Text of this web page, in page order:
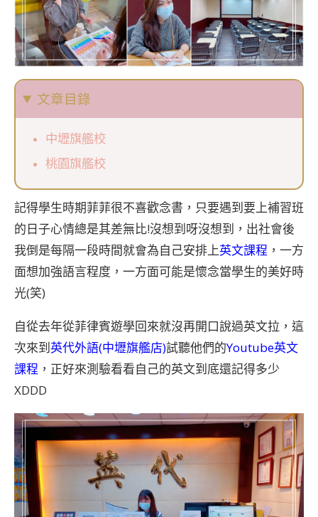
文章目錄
中壢旗艦校
桃園旗艦校
記得學生時期菲菲很不喜歡念書，只要遇到要上補習班
的日子心情總是其差無比!沒想到呀沒想到，出社會後
我倒是每隔一段時間就會為自己安排上英文課程 ，一方
面想加強語言程度，一方面可能是懷念當學生的美好時
光(笑)
自從去年從菲律賓遊學回來就沒再開口說過英文拉，這
次來到英代外語(中壢旗艦店)試聽他們的Youtube英文
課程 ，正好來測驗看看自己的英文到底還記得多少
XDDD